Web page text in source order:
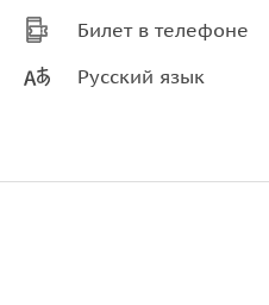
Билет в телефоне
Русский язык